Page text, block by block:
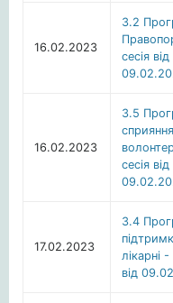
16.02.2023
3.2
сесія від
16.02.2023
3.5
сесія від
17.02.2023
3.4
лікарні
від